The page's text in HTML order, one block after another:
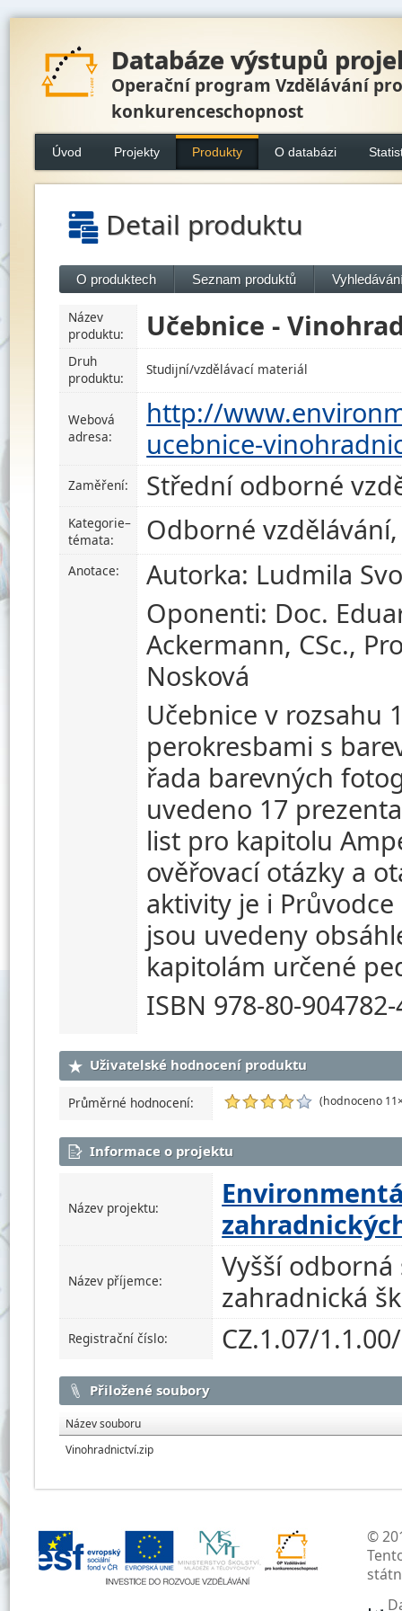
Databáze výstupů
Operační program Vzdělávání pro
konkurenceschopnost
Úvod Projekty Produkty O databázi
Detail produktu
O produktech Seznam produktů
Název
produktu:
Učebnice -
Druh
produktu:
Studijní/vzdělávací materiál
Webová
adresa:
http://
ucebnice-
Zaměření: Střední odborné
Kategorie–
témata:
Odborné
Anotace:
Autorka: Ludmila
Oponenti: Doc.
Ackermann, CSc.,
Nosková
Učebnice v rozsahu
perokresbami s
řada barevných
uvedeno 17
list pro kapitolu
ověřovací otázky a
aktivity je i
jsou uvedeny
kapitolám určené
ISBN 978-80-
Uživatelské hodnocení produktu
Průměrné hodnocení: (hodnoceno
Informace o projektu
Název projektu:
Název příjemce:
Vyšší
zahradnická
Registrační číslo: CZ.1.07/
Přiložené soubory
Název souboru
Vinohradnictví.zip
©